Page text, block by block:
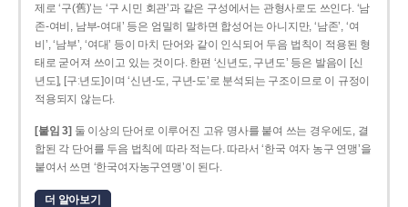
제로 ‘구(舊)’는 ‘구 시민 회관’과 같은 구성에서는 관형사로도 쓰인다. ‘남
존­-여비, 남부-­여대’ 등은 엄밀히 말하면 합성어는 아니지만, ‘남존’, ‘여
비’, ‘남부’, ‘여대’ 등이 마치 단어와 같이 인식되어 두음 법칙이 적용된 형
태로 굳어져 쓰이고 있는 것이다. 한편 ‘신년도, 구년도’ 등은 발음이 [신
년도], [구ː년도]이며 ‘신년­-도, 구년-­도’로 분석되는 구조이므로 이 규정이
적용되지 않는다.
[붙임 3] 둘 이상의 단어로 이루어진 고유 명사를 붙여 쓰는 경우에도, 결
합된 각 단어를 두음 법칙에 따라 적는다. 따라서 ‘한국 여자 농구 연맹’을
붙여서 쓰면 ‘한국여자농구연맹’이 된다.
더 알아보기